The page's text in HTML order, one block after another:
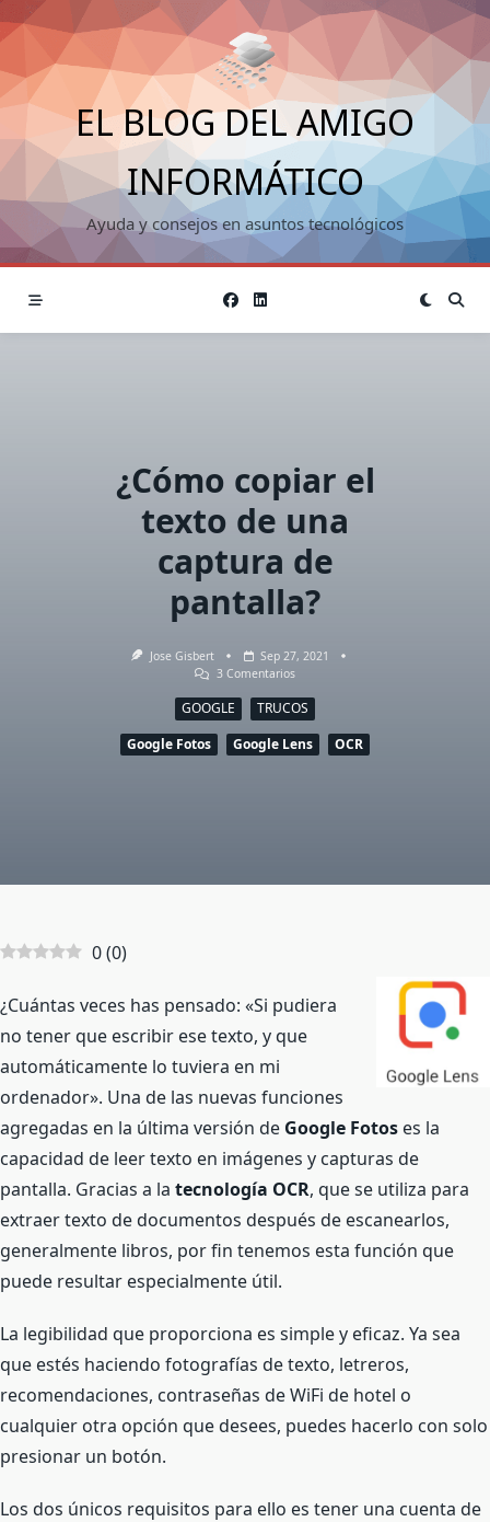
Saltar
al
contenido
EL BLOG DEL AMIGO
INFORMÁTICO
Ayuda y consejos en asuntos tecnológicos
¿Cómo copiar el
texto de una
captura de
pantalla?
Jose Gisbert
Sep 27, 2021
3 ComentariosEn
Copiar
El
Texto
De
GOOGLE
TRUCOS
Google Fotos
Google Lens OCR
0(0)
¿Cuántas veces has pensado: «Si pudiera
no tener que escribir ese texto, y que
automáticamente lo tuviera en mi
ordenador». Una de las nuevas funciones
agregadas en la última versión de Google Fotos es la
capacidad de leer texto en imágenes y capturas de
pantalla. Gracias a la tecnología OCR, que se utiliza para
extraer texto de documentos después de escanearlos,
generalmente libros, por fin tenemos esta función que
puede resultar especialmente útil.
La legibilidad que proporciona es simple y eficaz. Ya sea
que estés haciendo fotografías de texto, letreros,
recomendaciones, contraseñas de WiFi de hotel o
cualquier otra opción que desees, puedes hacerlo con solo
presionar un botón.
Los dos únicos requisitos para ello es tener una cuenta de